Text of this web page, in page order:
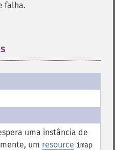
falha.
uma instância de
um resource imap